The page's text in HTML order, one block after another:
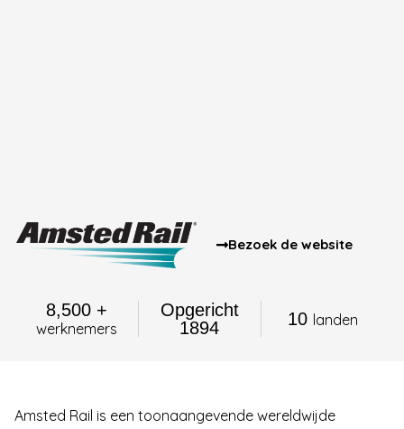
Bezoek de website
8,500 +
werknemers
Opgericht
1894
10 landen
Amsted Rail is een toonaangevende wereldwijde